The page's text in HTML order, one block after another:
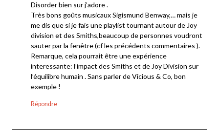
Disorder bien sur j’adore .
Très bons goûts musicaux Sigismund Benway,… mais je
me dis que si je fais une playlist tournant autour de Joy
division et des Smiths,beaucoup de personnes voudront
sauter par la fenêtre (cf les précédents commentaires ).
Remarque, cela pourrait être une expérience
interessante: l’impact des Smiths et de Joy Division sur
l’équilibre humain . Sans parler de Vicious & Co, bon
exemple !
Répondre